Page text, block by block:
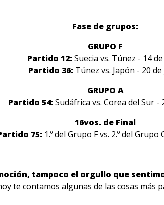
Fase de grupos:
GRUPO F
Partido 12: Suecia vs. Túnez - 14
Partido 36: Túnez vs. Japón - 20
GRUPO A
Partido 54: Sudáfrica vs. Corea del Sur -
16vos. de Final
75: 1.º del Grupo F vs. 2.º del Grupo
tampoco el orgullo que
te contamos algunas de las cosas